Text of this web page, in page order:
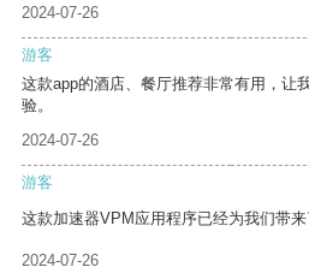
2024-07-26
游客
这款app的酒店、餐厅推荐非常有用，让
验。
2024-07-26
游客
这款加速器VPM应用程序已经为我们带来
2024-07-26